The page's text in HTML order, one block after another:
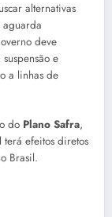
alternativas
aguarda
deve
e
a linhas de
do Plano Safra,
efeitos diretos
Brasil.